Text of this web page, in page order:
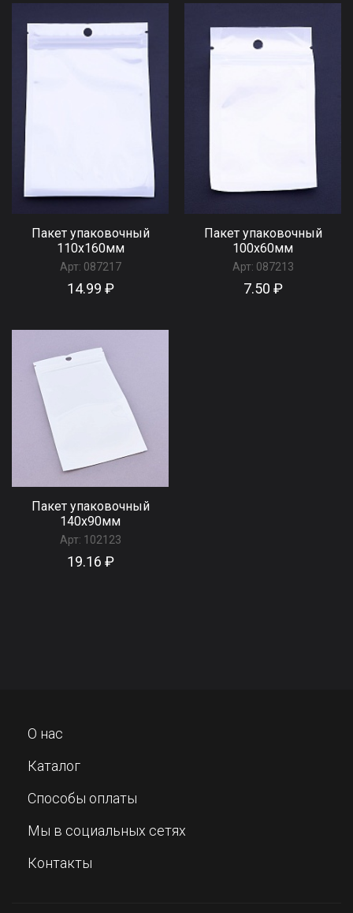
Пакет упаковочный
110х160мм
Арт: 087217
14.99 ₽
Пакет упаковочный
100х60мм
Арт: 087213
7.50 ₽
Пакет упаковочный
140x90мм
Арт: 102123
19.16 ₽
О нас
Каталог
Способы оплаты
Мы в социальных сетях
Контакты